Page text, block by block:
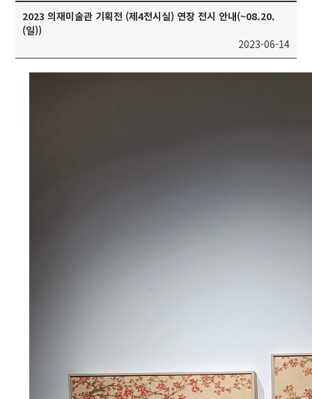
2023 의재미술관 기획전 (제4전시실) 연장 전시 안내(~08.20.
(일))
2023-06-14